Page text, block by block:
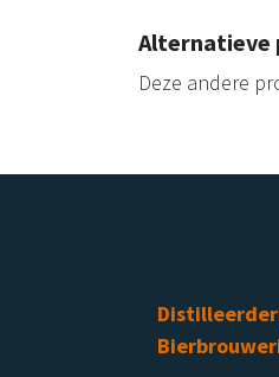
Alternatieve
Deze andere